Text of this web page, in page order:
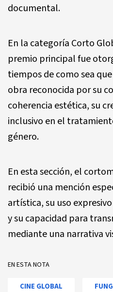
documental.
En la categoría Corto
premio principal fue
tiempos de como sea
obra reconocida por su
coherencia estética, su
inclusivo en el
género.
En esta sección, el
recibió una mención
artística, su uso
y su capacidad para
mediante una narrativa
EN ESTA NOTA
CINE GLOBAL